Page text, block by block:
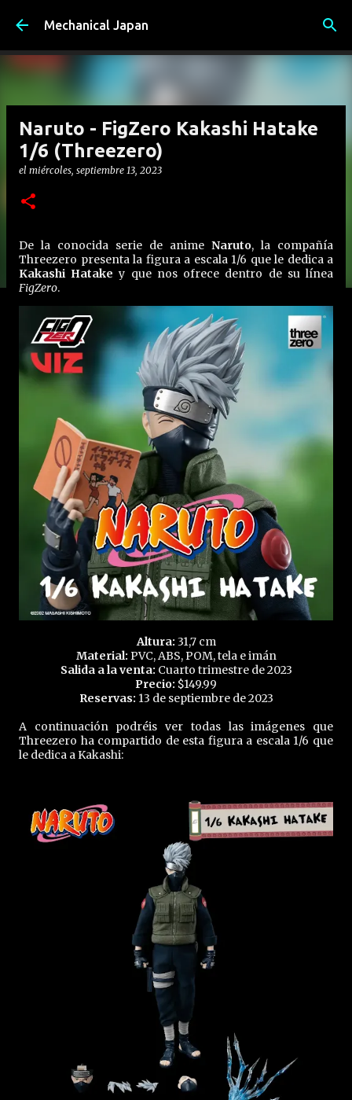
Ir al contenido principal
Mechanical Japan
Naruto - FigZero Kakashi Hatake
1/6 (Threezero)
el miércoles, septiembre 13, 2023
De la conocida serie de anime Naruto, la compañía
Threezero presenta la figura a escala 1/6 que le dedica a
Kakashi Hatake y que nos ofrece dentro de su línea
FigZero.
Altura: 31,7 cm
Material: PVC, ABS, POM, tela e imán
Salida a la venta: Cuarto trimestre de 2023
Precio: $149.99
Reservas: 13 de septiembre de 2023
A continuación podréis ver todas las imágenes que
Threezero ha compartido de esta figura a escala 1/6 que
le dedica a Kakashi: